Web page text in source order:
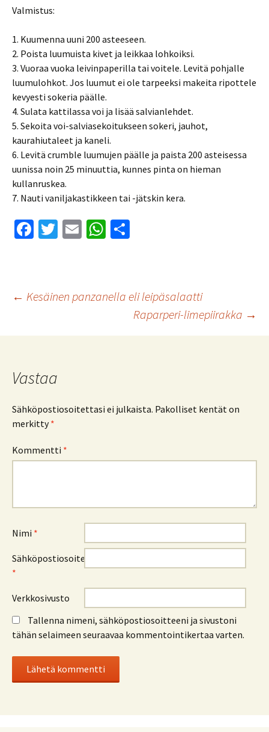
Valmistus:
1. Kuumenna uuni 200 asteeseen.
2. Poista luumuista kivet ja leikkaa lohkoiksi.
3. Vuoraa vuoka leivinpaperilla tai voitele. Levitä pohjalle
luumulohkot. Jos luumut ei ole tarpeeksi makeita ripottele
kevyesti sokeria päälle.
4. Sulata kattilassa voi ja lisää salvianlehdet.
5. Sekoita voi-salviasekoitukseen sokeri, jauhot,
kaurahiutaleet ja kaneli.
6. Levitä crumble luumujen päälle ja paista 200 asteisessa
uunissa noin 25 minuuttia, kunnes pinta on hieman
kullanruskea.
7. Nauti vaniljakastikkeen tai -jätskin kera.
Fa
o
T
E
W
sA
p
e
Artikkelien
selaus
← Kesäinen panzanella eli leipäsalaatti
Raparperi-limepiirakka →
Vastaa
Sähköpostiosoitettasi ei julkaista. Pakolliset kentät on
merkitty*
Kommentti *
Nimi *
Sähköpostiosoite
*
Verkkosivusto
Tallenna nimeni, sähköpostiosoitteeni ja sivustoni
tähän selaimeen seuraavaa kommentointikertaa varten.